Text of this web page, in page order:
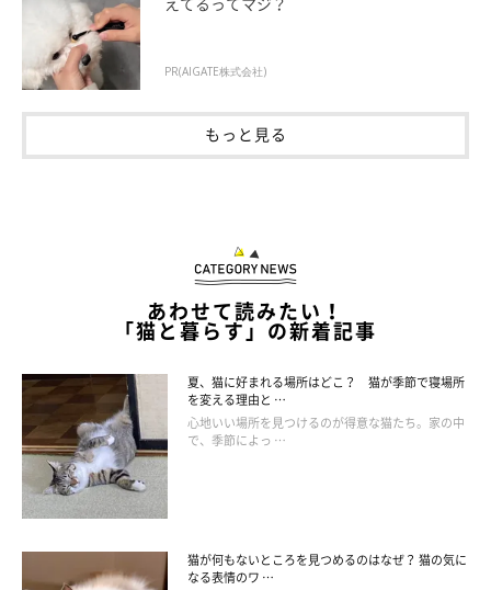
「外から帰ってくるとき私の場合はお迎えに来てくれます
が、旦那が帰った時は毎回そそくさと隠れてしまいます」
「私には抱っこさせてくれるけど、旦那さんは完全拒否で
抱っこはもちろん触られるのも嫌みたいです」
たら離してくれない…と何か諦めたような顔になる人と3
種類の顔を見せるので好き嫌いはあると思う」
PR(AIGATE株式会社)
もっと見る
あわせて読みたい！
「猫と暮らす」の新着記事
夏、猫に好まれる場所はどこ？ 猫が季節で寝場所
を変える理由と …
心地いい場所を見つけるのが得意な猫たち。家の中
で、季節によっ …
猫が何もないところを見つめるのはなぜ？ 猫の気に
なる表情のワ …